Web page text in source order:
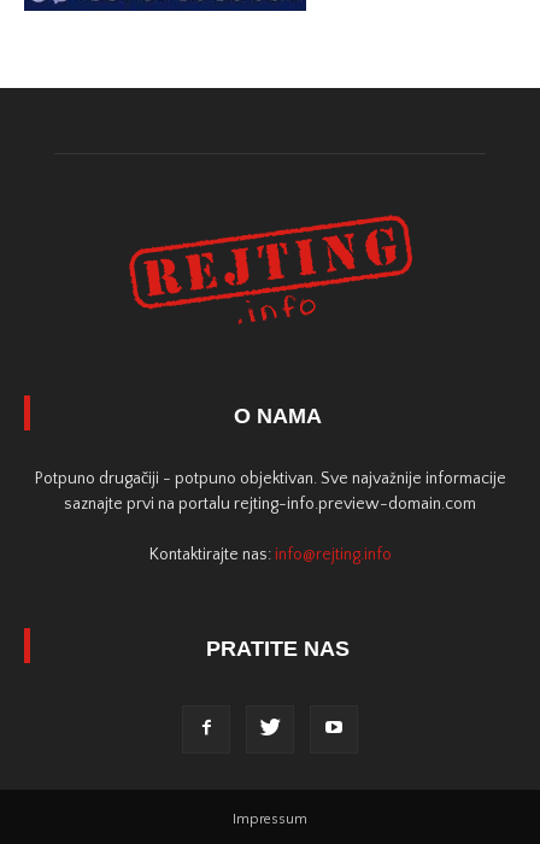
O NAMA
Potpuno drugačiji - potpuno objektivan. Sve najvažnije informacije
saznajte prvi na portalu rejting-info.preview-domain.com
Kontaktirajte nas: info@rejting.info
PRATITE NAS
Impressum